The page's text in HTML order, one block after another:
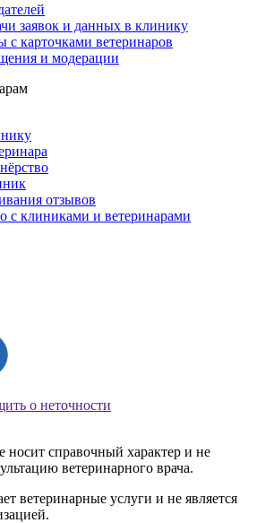
заявок и данных в клинику
с карточками ветеринаров
и модерации
отзывов
с клиниками и ветеринарами
о неточности
носит справочный характер и не
ветеринарного врача.
ветеринарные услуги и не является